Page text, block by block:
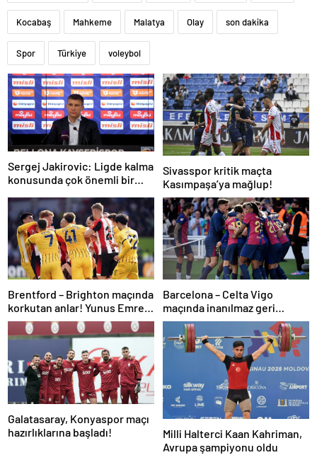
Kocabaş Mahkeme Malatya Olay son dakika
Spor Türkiye voleybol
Sergej Jakirovic: Ligde kalma
konusunda çok önemli bir
Sivasspor kritik maçta
Kasımpaşa’ya mağlup!
Brentford – Brighton maçında
korkutan anlar! Yunus Emre
Konak oyuna devam
edemedi…
Barcelona – Celta Vigo
maçında inanılmaz geri
dönüş! Raphinha maça
damga vurdu
Galatasaray, Konyaspor maçı
hazırlıklarına başladı!
Milli Halterci Kaan Kahriman,
Avrupa şampiyonu oldu